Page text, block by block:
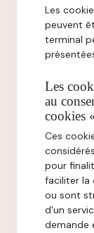
Les
peuvent
terminal
Les
au
cookies
Ces
pour
faciliter la
ou sont
d'un
demande